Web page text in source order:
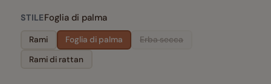
STILEFoglia di palma
Rami Foglia di palma
Erba secca
Rami di rattan